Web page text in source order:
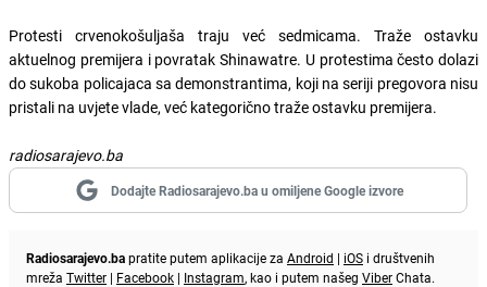
Protesti crvenokošuljaša traju već sedmicama. Traže ostavku
aktuelnog premijera i povratak Shinawatre. U protestima često dolazi
do sukoba policajaca sa demonstrantima, koji na seriji pregovora nisu
pristali na uvjete vlade, već kategorično traže ostavku premijera.
radiosarajevo.ba
Dodajte Radiosarajevo.ba u omiljene Google izvore
Radiosarajevo.bapratite putem aplikacije za Android | iOS i društvenih
mreža Twitter | Facebook | Instagram, kao i putem našeg ViberChata.